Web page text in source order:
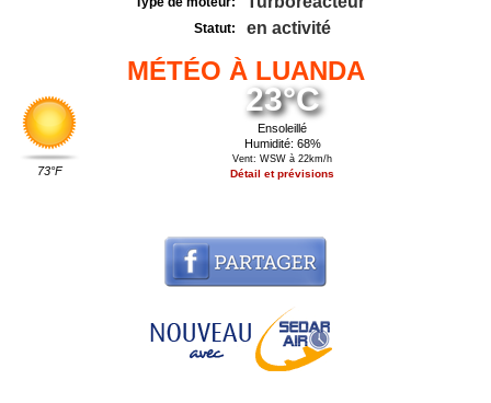
Statut: en activité
MÉTÉO À LUANDA
73°F
23°C
Ensoleillé
Humidité: 68%
Vent: WSW à 22km/h
Détail et prévisions